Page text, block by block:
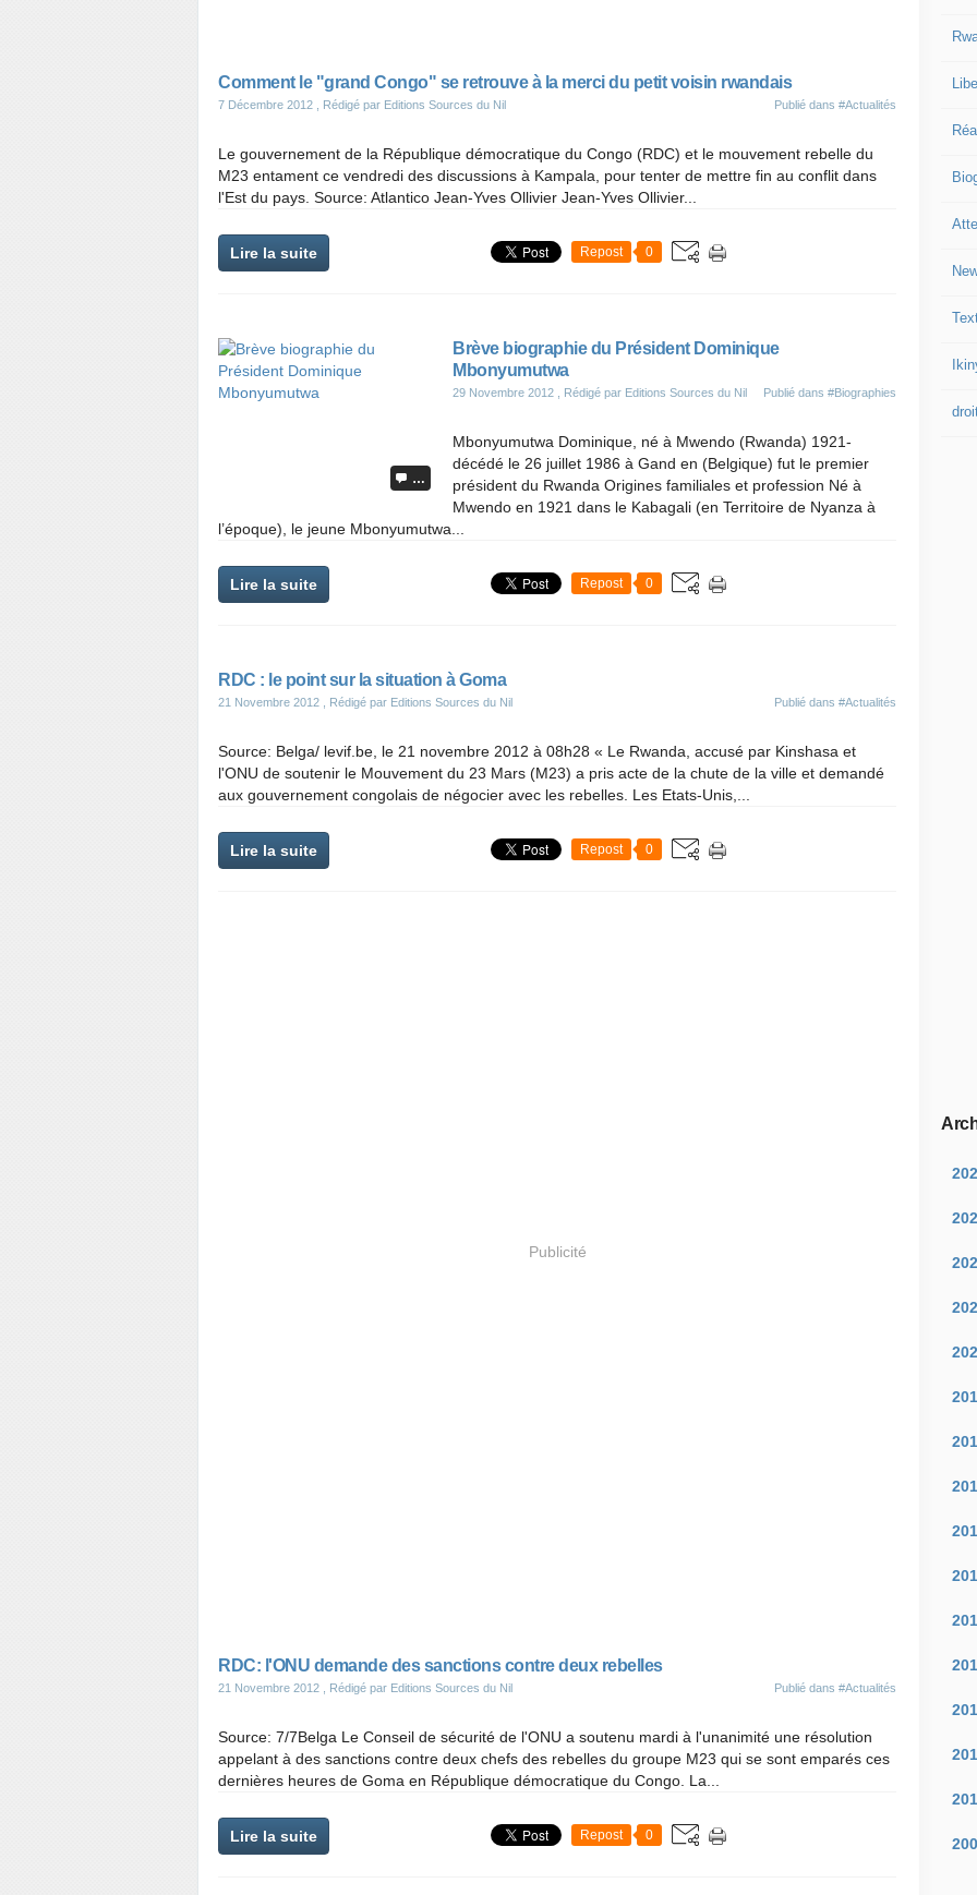
Comment le "grand Congo" se retrouve à la merci du petit voisin rwandais
7 Décembre 2012 , Rédigé par Editions Sources du Nil Publié dans #Actualités
Le gouvernement de la République démocratique du Congo (RDC) et le mouvement rebelle du
M23 entament ce vendredi des discussions à Kampala, pour tenter de mettre fin au conflit dans
l'Est du pays. Source: Atlantico Jean-Yves Ollivier Jean-Yves Ollivier...
Lire la suite Repost 0
…
Brève biographie du Président Dominique
Mbonyumutwa
29 Novembre 2012 , Rédigé par Editions Sources du Nil Publié dans #Biographies
Mbonyumutwa Dominique, né à Mwendo (Rwanda) 1921-
décédé le 26 juillet 1986 à Gand en (Belgique) fut le premier
président du Rwanda Origines familiales et profession Né à
Mwendo en 1921 dans le Kabagali (en Territoire de Nyanza à
l’époque), le jeune Mbonyumutwa...
Lire la suite Repost 0
RDC : le point sur la situation à Goma
21 Novembre 2012 , Rédigé par Editions Sources du Nil Publié dans #Actualités
Source: Belga/ levif.be, le 21 novembre 2012 à 08h28 « Le Rwanda, accusé par Kinshasa et
l'ONU de soutenir le Mouvement du 23 Mars (M23) a pris acte de la chute de la ville et demandé
aux gouvernement congolais de négocier avec les rebelles. Les Etats-Unis,...
Lire la suite Repost 0
Publicité
RDC: l'ONU demande des sanctions contre deux rebelles
21 Novembre 2012 , Rédigé par Editions Sources du Nil Publié dans #Actualités
Source: 7/7Belga Le Conseil de sécurité de l'ONU a soutenu mardi à l'unanimité une résolution
appelant à des sanctions contre deux chefs des rebelles du groupe M23 qui se sont emparés ces
dernières heures de Goma en République démocratique du Congo. La...
Lire la suite Repost 0